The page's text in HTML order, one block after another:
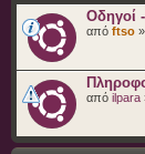
Οδηγοί
από ftso
από ilpara